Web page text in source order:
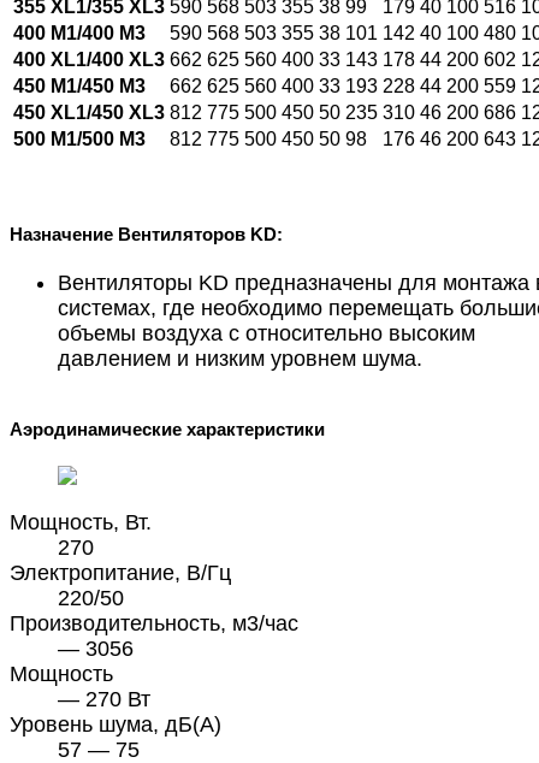
355 XL1/355 XL3 590 568 503 355 38 99 179 40 100 516
400 M1/400 M3 590 568 503 355 38 101 142 40 100 480
400 XL1/400 XL3 662 625 560 400 33 143 178 44 200 602
450 M1/450 M3 662 625 560 400 33 193 228 44 200 559
450 XL1/450 XL3 812 775 500 450 50 235 310 46 200 686
500 M1/500 M3 812 775 500 450 50 98 176 46 200 643
Назначение Вентиляторов KD:
Вентиляторы KD предназначены для монтажа
системах, где необходимо перемещать
объемы воздуха с относительно высоким
давлением и низким уровнем шума.
Аэродинамические характеристики
Мощность, Вт.
270
Электропитание, В/Гц
220/50
Производительность, м3/час
— 3056
Мощность
— 270 Вт
Уровень шума, дБ(А)
57 — 75